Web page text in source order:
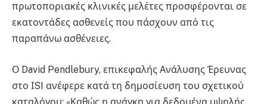
πρωτοποριακές κλινικές μελέτες προσφέρονται σε
εκατοντάδες ασθενείς που πάσχουν από τις
παραπάνω ασθένειες.
Ο David Pendlebury, επικεφαλής Ανάλυσης Έρευνας
στο ΙSI ανέφερε κατά τη δημοσίευση του σχετικού